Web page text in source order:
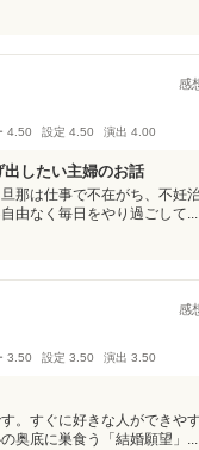
感
4.50 設定 4.50 演出 4.00
したい主婦のお話
那は仕事で不在がち、不妊
由なく毎日をやり過ごして...
感
3.50 設定 3.50 演出 3.50
。すぐに好きな人ができや
奥底に巣食う「結婚願望」...